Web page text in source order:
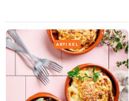
ARTIKEL